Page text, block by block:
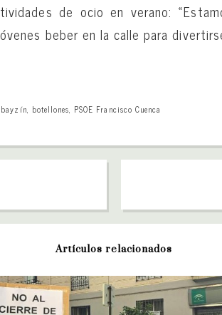
de ocio en verano:
beber en la calle para
, botellones, PSOE Francisco Cuenca
Artículos relacionados